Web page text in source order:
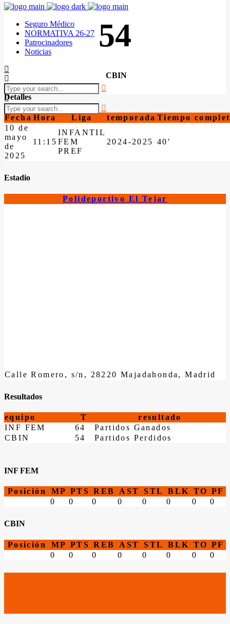
Seguro Médico
NORMATIVA 26-27
Patrocinadores
Noticias
54
CBIN
Detalles
Fecha Hora Liga temporada Tiempo
10 de
mayo
de
2025
11:15
INFANTIL
FEM
PREF
2024-2025 40'
Estadio
Polideportivo El Tejar
Calle Romero, s/n, 28220 Majadahonda, Madrid
Resultados
equipo T
resultado
INF FEM
64
Partidos Ganados
CBIN
54 Partidos Perdidos
INF FEM
Posición MP PTS REB AST STL BLK TO PF
0
0 0 0 0 0 0 0
CBIN
Posición MP PTS REB AST STL BLK TO PF
0
0 0 0 0 0 0 0